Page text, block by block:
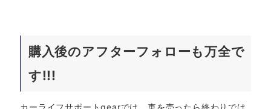
購入後のアフターフォローも万全で
す!!!